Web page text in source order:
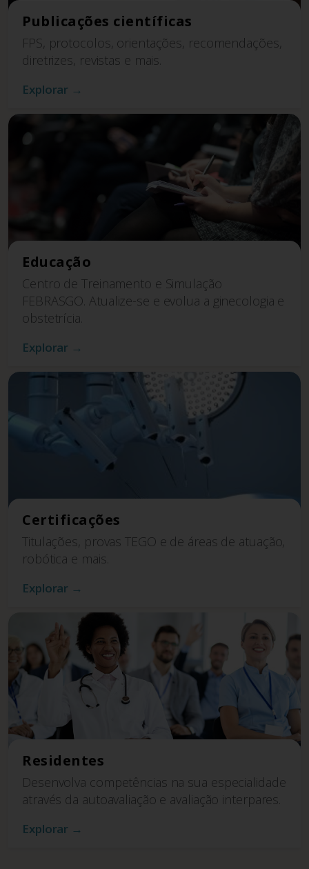
Publicações científicas
FPS, protocolos, orientações, recomendações,
diretrizes, revistas e mais.
Explorar →
Educação
Centro de Treinamento e Simulação
FEBRASGO. Atualize-se e evolua a ginecologia e
obstetrícia.
Explorar →
Certificações
Titulações, provas TEGO e de áreas de atuação,
robótica e mais.
Explorar →
Residentes
Desenvolva competências na sua especialidade
através da autoavaliação e avaliação interpares.
Explorar →